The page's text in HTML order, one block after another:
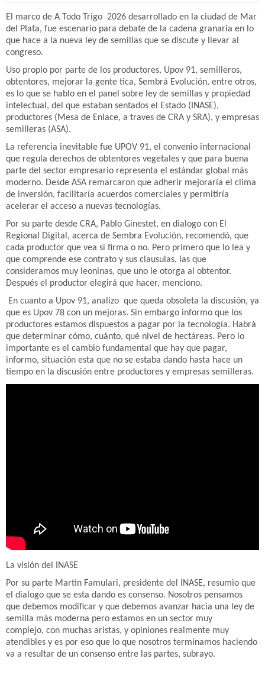
El marco de A Todo Trigo 2026 desarrollado en la ciudad de Mar
del Plata, fue escenario para debate de la cadena granaria en lo
que hace a la nueva ley de semillas que se discute y llevar al
congreso.
Uso propio por parte de los productores, Upov 91, semilleros,
obtentores, mejorar la gente tica, Sembrá Evolución, entre otros,
es lo que se hablo en el panel sobre ley de semillas y propiedad
intelectual, del que estaban sentados el Estado (INASE),
productores (Mesa de Enlace, a traves de CRA y SRA), y empresas
semilleras (ASA).
La referencia inevitable fue UPOV 91, el convenio internacional
que regula derechos de obtentores vegetales y que para buena
parte del sector empresario representa el estándar global más
moderno. Desde ASA remarcaron que adherir mejoraría el clima
de inversión, facilitaría acuerdos comerciales y permitiría
acelerar el acceso a nuevas tecnologías.
Por su parte desde CRA, Pablo Ginestet, en dialogo con El
Regional Digital, acerca de Sembra Evolución, recomendó, que
cada productor que vea si firma o no. Pero primero que lo lea y
que comprende ese contrato y sus clausulas, las que
consideramos muy leoninas, que uno le otorga al obtentor.
Después el productor elegirá que hacer, menciono.
En cuanto a Upov 91, analizo que queda obsoleta la discusión, ya
que es Upov 78 con un mejoras. Sin embargo informo que los
productores estamos dispuestos a pagar por la tecnología. Habrá
que determinar cómo, cuánto, qué nivel de hectáreas. Pero lo
importante es el cambio fundamental que hay que pagar,
informo, situación esta que no se estaba dando hasta hace un
tiempo en la discusión entre productores y empresas semilleras.
La visión del INASE
Por su parte Martin Famulari, presidente del INASE, resumio que
el dialogo que se esta dando es consenso. Nosotros pensamos
que debemos modificar y que debemos avanzar hacia una ley de
semilla más moderna pero estamos en un sector muy
complejo, con muchas aristas, y opiniones realmente muy
atendibles y es por eso que lo que nosotros terminamos haciendo
va a resultar de un consenso entre las partes, subrayo.